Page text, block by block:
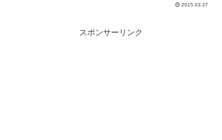
2015.03.27
スポンサーリンク